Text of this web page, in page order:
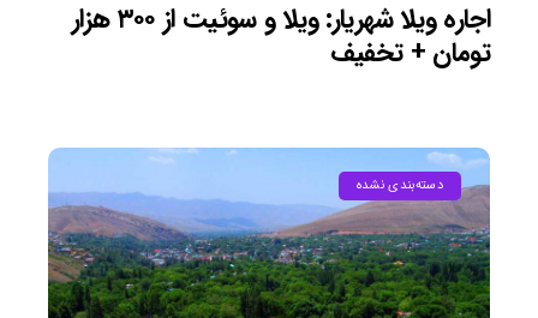
اجاره ویلا شهریار: ویلا و سوئیت از ۳۰۰ هزار
تومان + تخفیف
دسته‌بندی نشده